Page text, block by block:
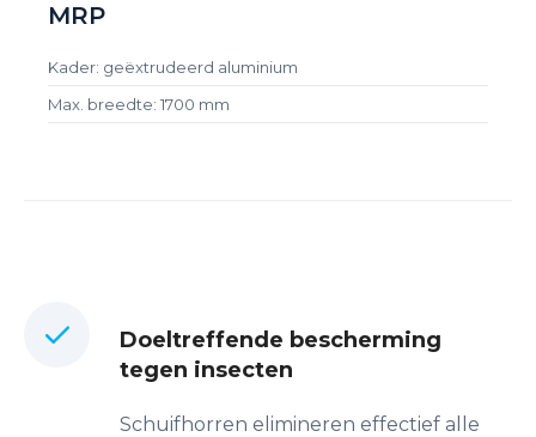
MRP
Kader: geëxtrudeerd aluminium
Max. breedte: 1700 mm
Doeltreffende bescherming
tegen insecten
Schuifhorren elimineren effectief alle